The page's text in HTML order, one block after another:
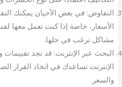
التفاوض: في بعض الأحيان يمكنك
الأسعار، خاصة إذا كنت تعمل معها
مشاكل ترغب في حلها.
البحث عبر الإنترنت: قد تجد
الإنترنت تساعدك في اتخاذ القرار
والسعر.